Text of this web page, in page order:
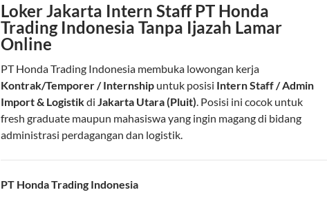
Loker Jakarta Intern Staff PT Honda
Trading Indonesia Tanpa Ijazah Lamar
Online
PT Honda Trading Indonesia membuka lowongan kerja
Kontrak/Temporer / Internship untuk posisi Intern Staff / Admin
Import & Logistikdi Jakarta Utara (Pluit). Posisi ini cocok untuk
fresh graduate maupun mahasiswa yang ingin magang di bidang
administrasi perdagangan dan logistik.
PT Honda Trading Indonesia